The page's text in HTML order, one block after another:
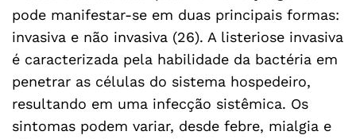
pode manifestar-se em duas principais formas:
invasiva e não invasiva (26). A listeriose invasiva
é caracterizada pela habilidade da bactéria em
penetrar as células do sistema hospedeiro,
resultando em uma infecção sistêmica. Os
sintomas podem variar, desde febre, mialgia e